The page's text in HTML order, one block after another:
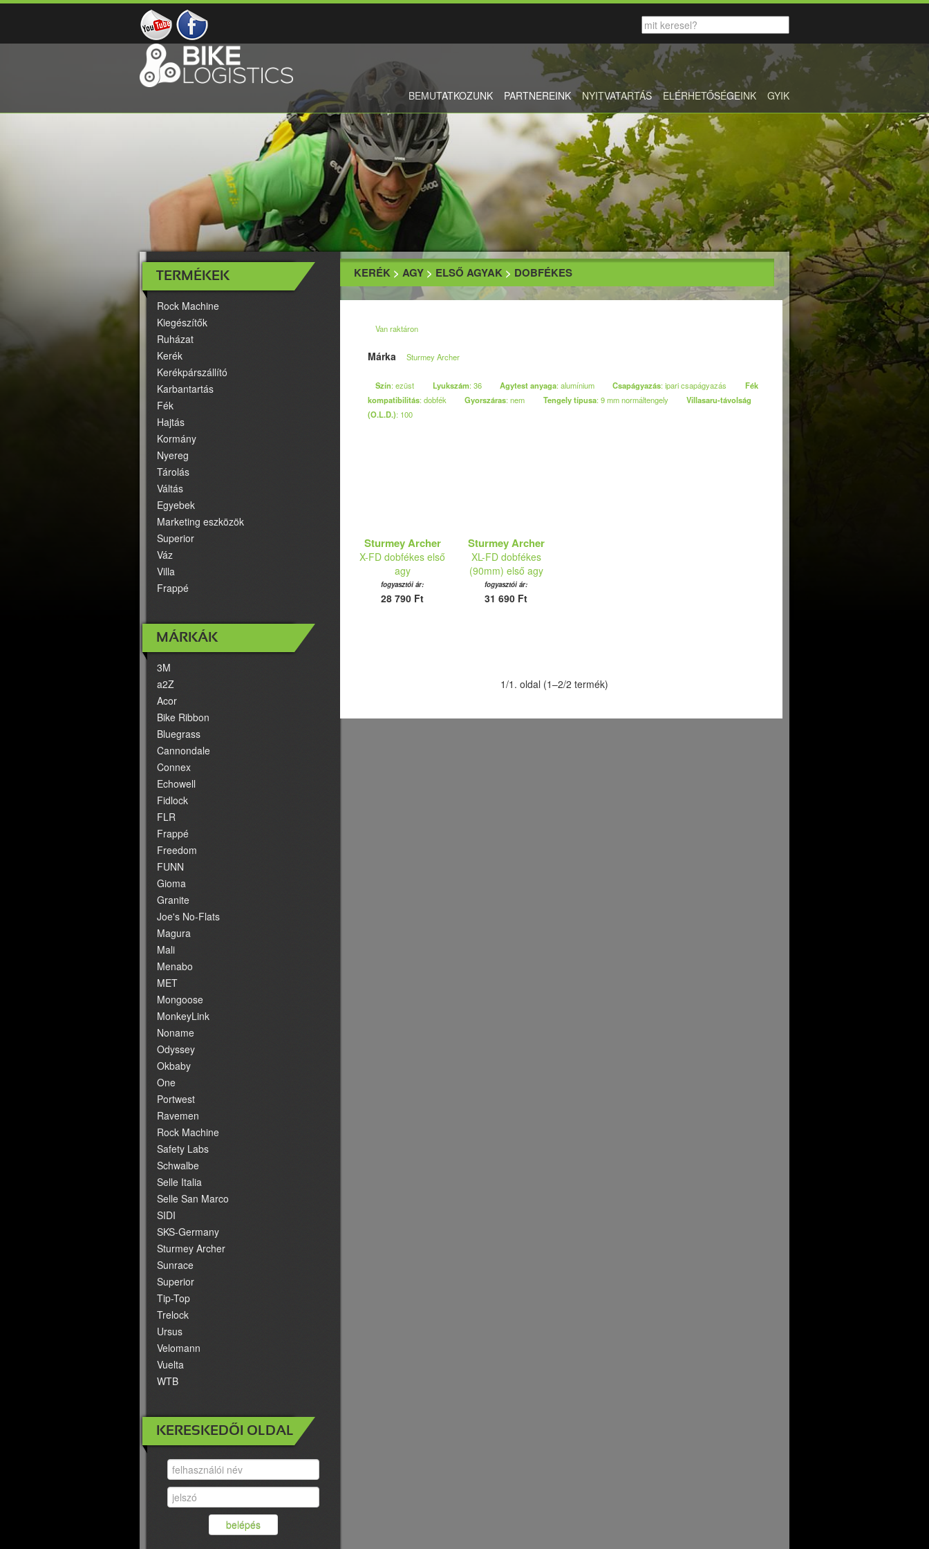
BEMUTATKOZUNK PARTNEREINK NYITVATARTÁS ELÉRHETŐSÉGEINK GYIK
TERMÉKEK
Rock Machine
Kiegészítők
Ruházat
Kerék
Kerékpárszállító
Karbantartás
Fék
Hajtás
Kormány
Nyereg
Tárolás
Váltás
Egyebek
Marketing eszközök
Superior
Váz
Villa
Frappé
MÁRKÁK
3M
a2Z
Acor
Bike Ribbon
Bluegrass
Cannondale
Connex
Echowell
Fidlock
FLR
Frappé
Freedom
FUNN
Gioma
Granite
Joe's No-Flats
Magura
Mali
Menabo
MET
Mongoose
MonkeyLink
Noname
Odyssey
Okbaby
One
Portwest
Ravemen
Rock Machine
Safety Labs
Schwalbe
Selle Italia
Selle San Marco
SIDI
SKS-Germany
Sturmey Archer
Sunrace
Superior
Tip-Top
Trelock
Ursus
Velomann
Vuelta
WTB
KERESKEDŐI OLDAL
belépés
KERÉK > AGY > ELSŐ AGYAK > DOBFÉKES
Van raktáron
Márka Sturmey Archer
Szín: ezüst Lyukszám: 36 Agytest anyaga: alumínium Csapágyazás: ipari csapágyazás
Fék
kompatibilitás: dobfék Gyorszáras: nem Tengely típusa: 9 mm normáltengely
Villasaru-távolság
(O.L.D.): 100
Sturmey Archer
X-FD dobfékes első
agy
fogyasztói ár:
28 790 Ft
Sturmey Archer
XL-FD dobfékes
(90mm) első agy
fogyasztói ár:
31 690 Ft
1/1. oldal (1–2/2 termék)